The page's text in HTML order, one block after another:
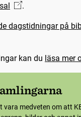
.
dagstidningar på
kan du läsa mer
vara medveten om att